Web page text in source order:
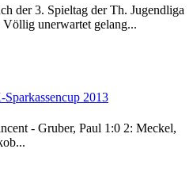
der 3. Spieltag der Th. Jugendliga
Völlig unerwartet gelang...
2013
- Gruber, Paul 1:0 2: Meckel,